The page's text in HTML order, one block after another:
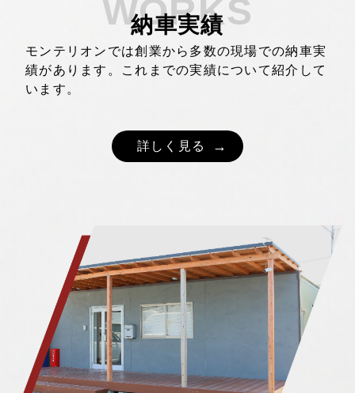
詳しく見る
WORKS
納車実績
モンテリオンでは創業から多数の現場での納車実
績があります。これまでの実績について紹介して
います。